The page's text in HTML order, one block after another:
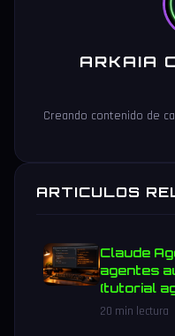
ARKAIA
Creando contenido de
ARTICULOS
Claude
agentes
(tutorial
20 min lectura